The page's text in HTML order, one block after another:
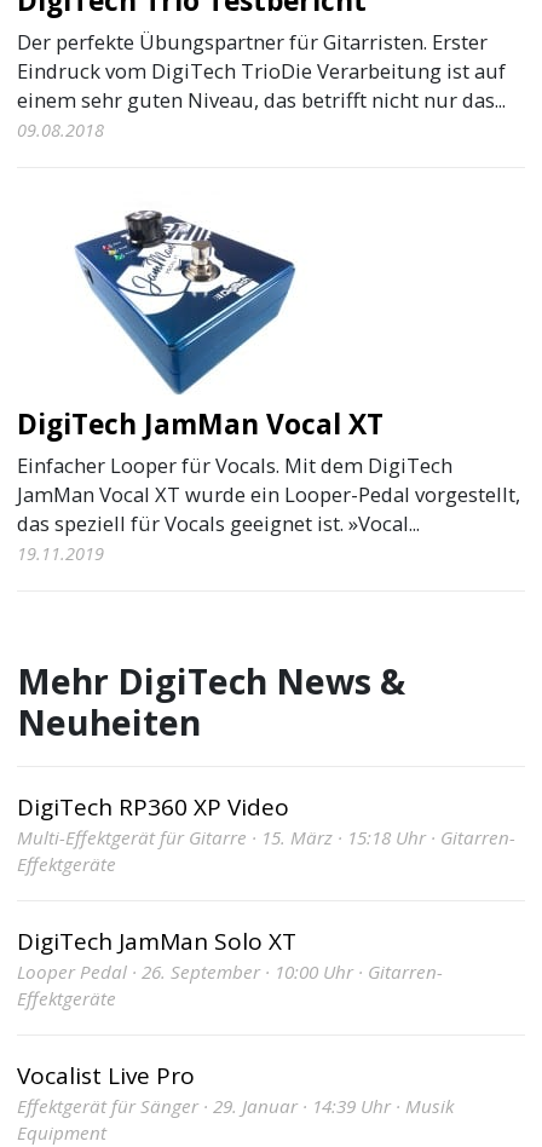
Der perfekte Übungspartner für Gitarristen. Erster
Eindruck vom DigiTech TrioDie Verarbeitung ist auf
einem sehr guten Niveau, das betrifft nicht nur das...
09.08.2018
DigiTech JamMan Vocal XT
Einfacher Looper für Vocals. Mit dem DigiTech
JamMan Vocal XT wurde ein Looper-Pedal vorgestellt,
das speziell für Vocals geeignet ist. »Vocal...
19.11.2019
Mehr DigiTech News &
Neuheiten
DigiTech RP360 XP Video
Multi-Effektgerät für Gitarre · 15. März · 15:18 Uhr · Gitarren-
Effektgeräte
DigiTech JamMan Solo XT
Looper Pedal · 26. September · 10:00 Uhr · Gitarren-
Effektgeräte
Vocalist Live Pro
Effektgerät für Sänger · 29. Januar · 14:39 Uhr · Musik
Equipment